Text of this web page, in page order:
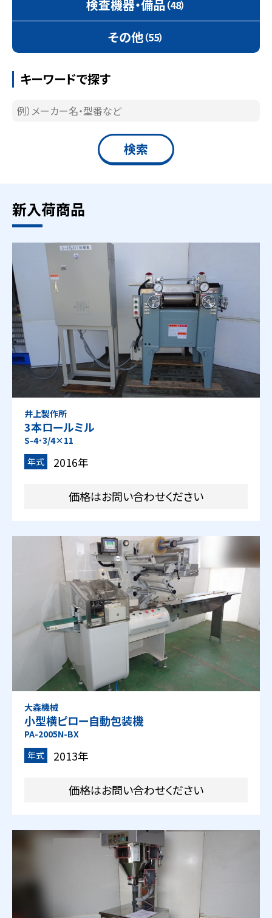
検査機器・備品（48）
その他（55）
キーワードで探す
新入荷商品
井上製作所
3本ロールミル
S-4･3/4×11
年式
2016年
価格はお問い合わせください
大森機械
小型横ピロー自動包装機
PA-2005N-BX
年式
2013年
価格はお問い合わせください